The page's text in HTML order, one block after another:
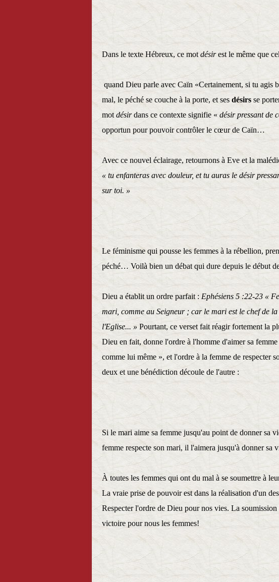
Dans le texte Hébreux, ce mot désirest le même que
quand Dieu parle avec Caïn «Certainement, si tu agis
mal, le péché se couche à la porte, et ses désirs se
mot désirdans ce contexte signifie « désir pressant de
opportun pour pouvoir contrôler le cœur de Caïn…
Avec ce nouvel éclairage, retournons à Eve et la
« tu enfanteras avec douleur, et tu auras le désir
sur toi. »
Le féminisme qui pousse les femmes à la rébellion,
péché… Voilà bien un débat qui dure depuis le début
Dieu a établit un ordre parfait : Ephésiens 5 :22-23 «
mari, comme au Seigneur ; car le mari est le chef de
l'Eglise... » Pourtant, ce verset fait réagir fortement la
Dieu en fait, donne l'ordre à l'homme d'aimer sa
comme lui même », et l'ordre à la femme de respecter
deux et une bénédiction découle de l'autre :
Si le mari aime sa femme jusqu'au point de donner sa
femme respecte son mari, il l'aimera jusqu'à donner sa
À toutes les femmes qui ont du mal à se soumettre à
La vraie prise de pouvoir est dans la réalisation d'un
Respecter l'ordre de Dieu pour nos vies. La
victoire pour nous les femmes!